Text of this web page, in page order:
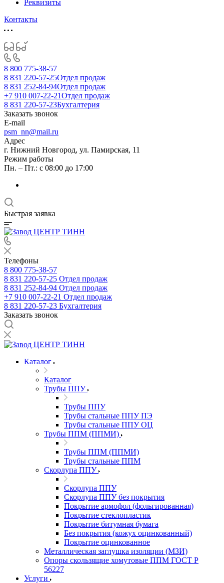
Реквизиты
Контакты
8 800 775-38-57
8 831 220-57-25Отдел продаж
8 831 252-84-94Отдел продаж
+7 910 007-22-21Отдел продаж
8 831 220-57-23Бухгалтерия
Заказать звонок
E-mail
psm_nn@mail.ru
Адрес
г. Нижний Новгород, ул. Памирская, 11
Режим работы
Пн. – Пт.: с 08:00 до 17:00
Быстрая заявка
Телефоны
8 800 775-38-57
8 831 220-57-25 Отдел продаж
8 831 252-84-94 Отдел продаж
+7 910 007-22-21 Отдел продаж
8 831 220-57-23 Бухгалтерия
Заказать звонок
Каталог
Каталог
Трубы ППУ
Трубы ППУ
Трубы стальные ППУ ПЭ
Трубы стальные ППУ ОЦ
Трубы ППМ (ППМИ)
Трубы ППМ (ППМИ)
Трубы стальные ППМ
Скорлупа ППУ
Скорлупа ППУ
Скорлупа ППУ без покрытия
Покрытие армофол (фольгированная)
Покрытие стеклопластик
Покрытие битумная бумага
Без покрытия (кожух оцинкованный)
Покрытие оцинкованное
Металлическая заглушка изоляции (МЗИ)
Опоры скользящие хомутовые ППМ ГОСТ Р
56227
Услуги